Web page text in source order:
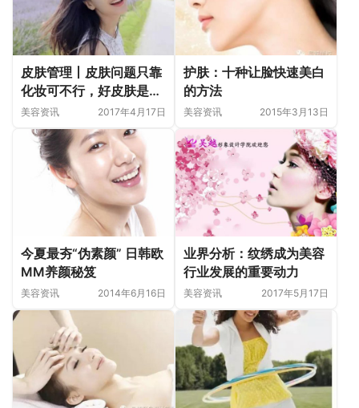
皮肤管理丨皮肤问题只靠
化妆可不行，好皮肤是管
理出来的
美容资讯 2017年4月17日
护肤：十种让脸快速美白
的方法
美容资讯 2015年3月13日
今夏最夯“伪素颜” 日韩欧
MM养颜秘笈
美容资讯 2014年6月16日
业界分析：纹绣成为美容
行业发展的重要动力
美容资讯 2017年5月17日